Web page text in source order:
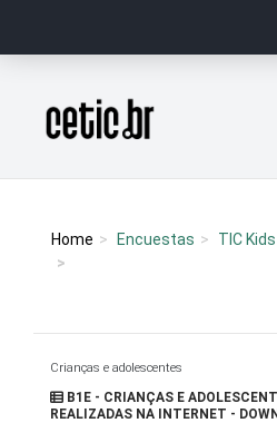
Página inicial
Home Encuestas TIC
Crianças e adolescentes
B1E - CRIANÇAS E
REALIZADAS NA INTERNET -